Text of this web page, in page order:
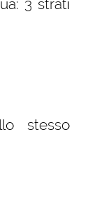
3 strati
stesso